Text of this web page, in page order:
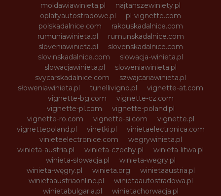
moldawiawinieta.pl
najtanszewiniety.pl
oplatyautostradowe.pl
pl-vignette.com
polskadalnice.com
rakouskadalnice.com
rumuniawinieta.pl
rumunskadalnice.com
sloveniawinieta.pl
slovenskadalnice.com
slovinskadalnice.com
slowacja-winieta.pl
slowacjawinieta.pl
sloweniawinieta.pl
svycarskadalnice.com
szwajcariawinieta.pl
słoweniawinieta.pl
tunellivigno.pl
vignette-at.com
vignette-bg.com
vignette-cz.com
vignette-pl.com
vignette-poland.pl
vignette-ro.com
vignette-si.com
vignette.pl
vignettepoland.pl
vinetki.pl
vinietaelectronica.com
vinieteelectronice.com
wegrywinieta.pl
winieta-austria.pl
winieta-czechy.pl
winieta-litwa.pl
winieta-słowacja.pl
winieta-wegry.pl
winieta-węgry.pl
winieta.org
winietaaustria.pl
winietaaustriaonline.pl
winietaautostradowa.pl
winietabulgaria.pl
winietachorwacja.pl